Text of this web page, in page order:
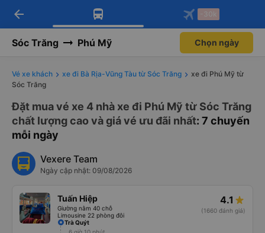
Tải app Vexere ngay!
Nhận ưu đãi thành viên độc
Mở app
Tải app Vexere
-30k/ghế khi đặt vé máy bay qua
Mở app
arrow_back -30k
Sóc Trăng Phú Mỹ Chọn ngày
Vé xe khách xe đi Bà Rịa-Vũng Tàu từ Sóc Trăng
xe đi Phú Mỹ từ
Sóc Trăng
Đặt mua vé xe 4 nhà xe đi Phú Mỹ từ Sóc Trăng
chất lượng cao và giá vé ưu đãi nhất: 7 chuyến
mỗi ngày
Vexere Team
Ngày cập nhật: 09/08/2026
Tuấn Hiệp
Giường nằm 40 chỗ
Limousine 22 phòng đôi
4.1
(1660 đánh giá)
Trà Quýt